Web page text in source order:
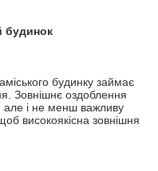
будинок
будинку займає
Зовнішнє оздоблення
але і не менш важливу
високоякісна зовнішня